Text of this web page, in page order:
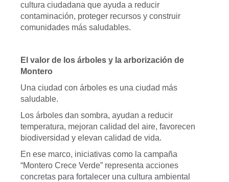
cultura ciudadana que ayuda a reducir
contaminación, proteger recursos y construir
comunidades más saludables.
El valor de los árboles y la arborización de
Montero
Una ciudad con árboles es una ciudad más
saludable.
Los árboles dan sombra, ayudan a reducir
temperatura, mejoran calidad del aire, favorecen
biodiversidad y elevan calidad de vida.
En ese marco, iniciativas como la campaña
“Montero Crece Verde” representa acciones
concretas para fortalecer una cultura ambiental